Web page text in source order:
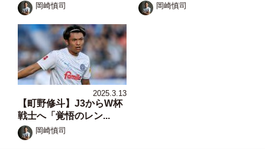
岡崎慎司 岡崎慎司
2025.3.13
【町野修斗】J3からW杯
戦士へ「覚悟のレン...
岡崎慎司